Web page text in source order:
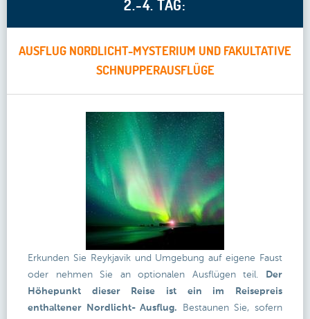
2.-4. TAG:
AUSFLUG NORDLICHT-MYSTERIUM UND FAKULTATIVE
SCHNUPPERAUSFLÜGE
Erkunden Sie Reykjavik und Umgebung auf eigene Faust
oder nehmen Sie an optionalen Ausflügen teil.
Der
Höhepunkt dieser Reise ist ein im Reisepreis
enthaltener Nordlicht- Ausflug. Bestaunen Sie, sofern